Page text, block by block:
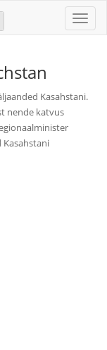
Toggle
Kasahstani.
nende katvus
Kasahstani